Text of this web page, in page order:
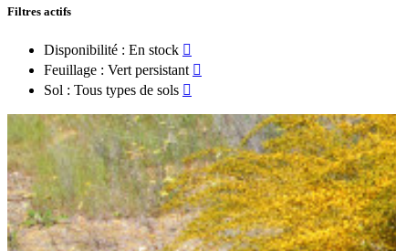
Filtres actifs
Disponibilité : En stock 
Feuillage : Vert persistant 
Sol : Tous types de sols 